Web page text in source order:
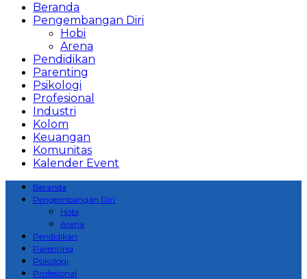
Beranda
Pengembangan Diri
Hobi
Arena
Pendidikan
Parenting
Psikologi
Profesional
Industri
Kolom
Keuangan
Komunitas
Kalender Event
Beranda
Pengembangan Diri
Hobi
Arena
Pendidikan
Parenting
Psikologi
Profesional